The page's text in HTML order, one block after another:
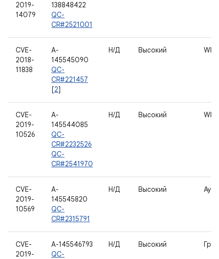
2019-
14079
138848422
QC-
CR#2521001
CVE-
2018-
11838
A-
145545090
QC-
CR#221457
[2]
Н/Д Высокий
CVE-
2019-
10526
A-
145544085
QC-
CR#2232526
QC-
CR#2541970
Н/Д Высокий
CVE-
2019-
10569
A-
145545820
QC-
CR#2315791
Н/Д Высокий
CVE-
2019-
A-145546793
QC-
Н/Д Высокий